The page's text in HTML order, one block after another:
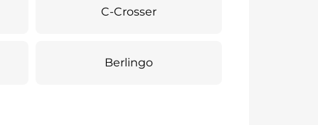
C-Crosser
Berlingo